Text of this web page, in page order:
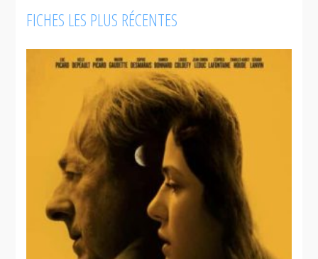
the takeover
FICHES LES PLUS RÉCENTES